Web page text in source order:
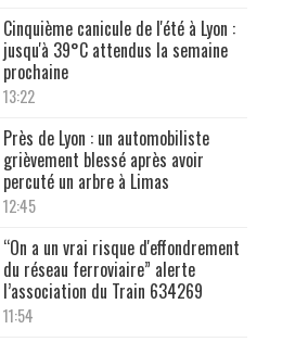
Cinquième canicule de l'été à Lyon :
jusqu'à 39°C attendus la semaine
prochaine
13:22
Près de Lyon : un automobiliste
grièvement blessé après avoir
percuté un arbre à Limas
12:45
“On a un vrai risque d'effondrement
du réseau ferroviaire” alerte
l’association du Train 634269
11:54